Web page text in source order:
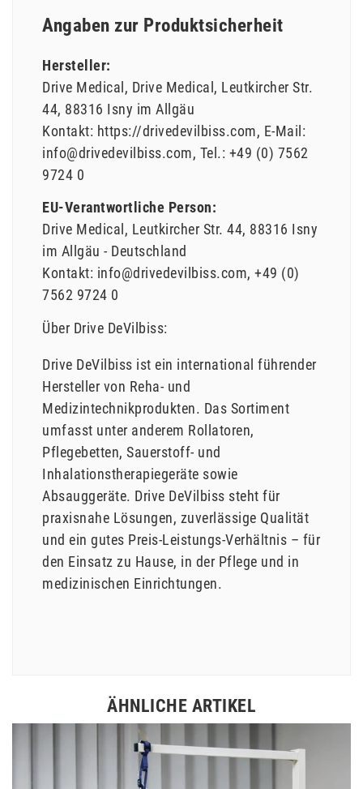
Angaben zur Produktsicherheit
Hersteller:
Drive Medical Drive Medical Leutkircher Str.
44 88316 Isny im Allgäu
Kontakt: https://drivedevilbiss.com E-Mail:
info@drivedevilbiss.com Tel.: +49 (0) 7562
9724 0
EU-Verantwortliche Person:
Drive Medical
Leutkircher Str. 44 88316 Isny
im Allgäu
Deutschland
Kontakt: info@drivedevilbiss.com +49 (0)
7562 9724 0
Über Drive DeVilbiss:
Drive DeVilbiss ist ein international führender
Hersteller von Reha- und
Medizintechnikprodukten. Das Sortiment
umfasst unter anderem Rollatoren,
Pflegebetten, Sauerstoff- und
Inhalationstherapiegeräte sowie
Absauggeräte. Drive DeVilbiss steht für
praxisnahe Lösungen, zuverlässige Qualität
und ein gutes Preis-Leistungs-Verhältnis – für
den Einsatz zu Hause, in der Pflege und in
medizinischen Einrichtungen.
ÄHNLICHE ARTIKEL